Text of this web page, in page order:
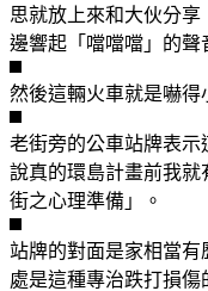
思就放上來和大伙分
邊響起「噹噹噹」的聲
然後這輛火車就是嚇得
老街旁的公車站牌表
說真的環島計畫前我
街之心理準備」。
站牌的對面是家相當有
處是這種專治跌打損傷